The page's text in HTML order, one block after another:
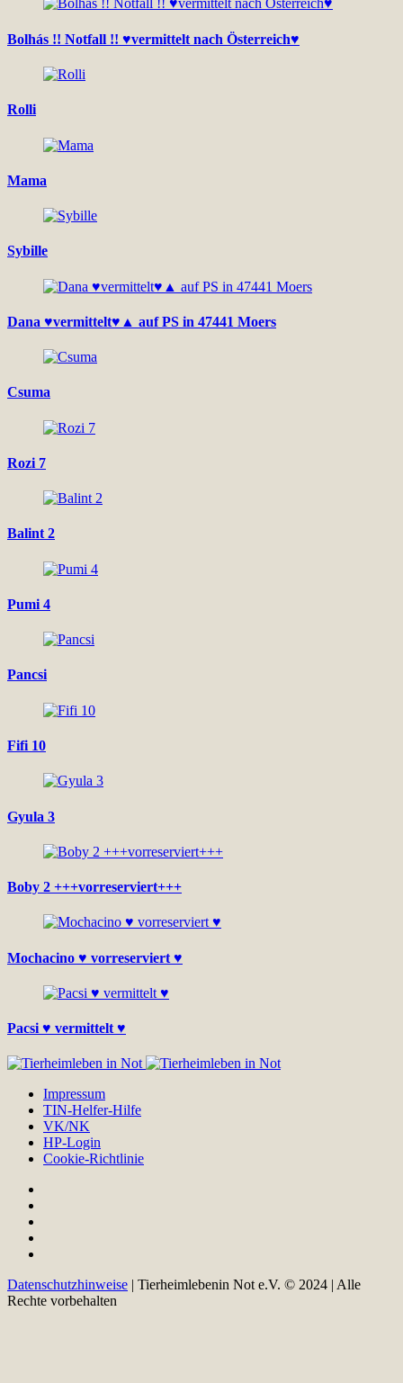
Bolhás !! Notfall !! ♥vermittelt nach Österreich♥
Rolli
Mama
Sybille
Dana ♥vermittelt♥▲ auf PS in 47441 Moers
Csuma
Rozi 7
Balint 2
Pumi 4
Pancsi
Fifi 10
Gyula 3
Boby 2 +++vorreserviert+++
Mochacino ♥ vorreserviert ♥
Pacsi ♥ vermittelt ♥
Impressum
TIN-Helfer-Hilfe
VK/NK
HP-Login
Cookie-Richtlinie
Datenschutzhinweise | Tierheimlebenin Not e.V. © 2024 | Alle
Rechte vorbehalten